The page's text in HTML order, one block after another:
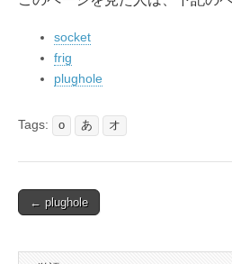
socket
frig
plughole
Tags: o あ オ
Post
← plughole